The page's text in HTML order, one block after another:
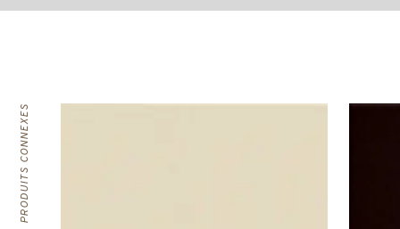
PRODUITS CONNEXES